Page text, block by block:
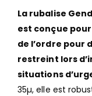
La rubalise
est conçue
de l’ordre pour
restreint lors
situations
35µ, elle est